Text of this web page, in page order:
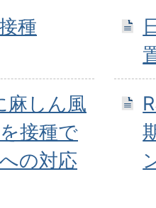
種
麻しん風
接種で
の対応